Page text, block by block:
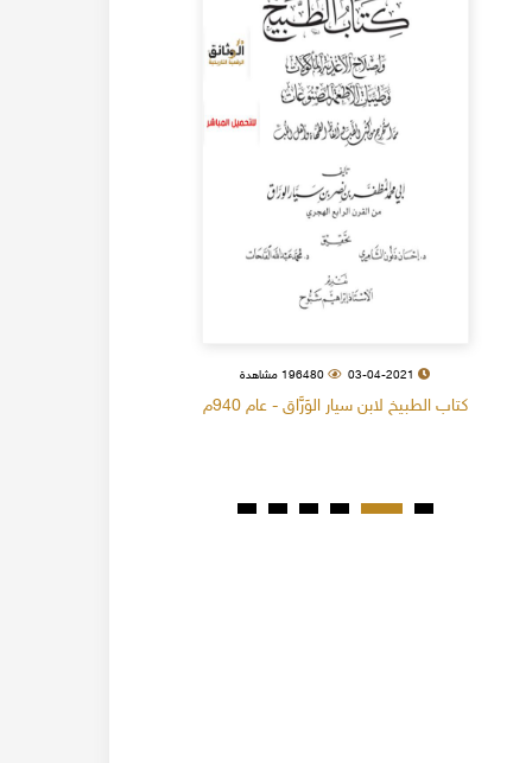
03-04-2021 196480 مشاهدة
كتاب الطبيخ لابن سيار الوَرَّاق - عام 940م